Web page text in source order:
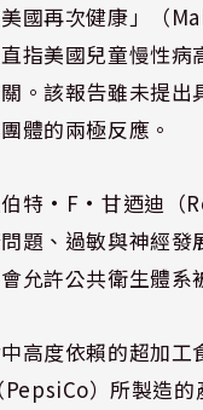
國再次健康」（
指美國兒童慢性
。該報告雖未提
體的兩極反應。
特·F·甘迺迪（
題、過敏與神經
允許公共衛生體
高度依賴的超加
）所製造